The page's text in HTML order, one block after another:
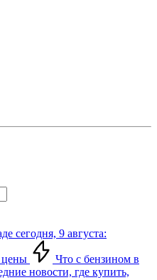
сегодня, 9 августа:
цены
Что с бензином в
новости, где купить,